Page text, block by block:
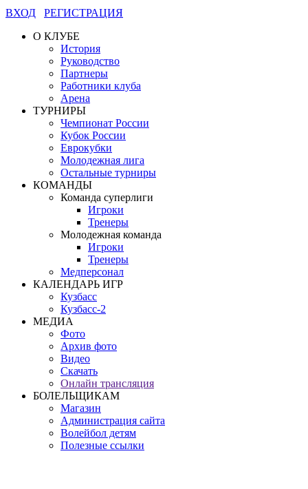
ВХОД
РЕГИСТРАЦИЯ
О КЛУБЕ
История
Руководство
Партнеры
Работники клуба
Арена
ТУРНИРЫ
Чемпионат России
Кубок России
Еврокубки
Молодежная лига
Остальные турниры
КОМАНДЫ
Команда суперлиги
Игроки
Тренеры
Молодежная команда
Игроки
Тренеры
Медперсонал
КАЛЕНДАРЬ ИГР
Кузбасс
Кузбасс-2
МЕДИА
Фото
Архив фото
Видео
Скачать
Онлайн трансляция
БОЛЕЛЬЩИКАМ
Магазин
Администрация сайта
Волейбол детям
Полезные ссылки